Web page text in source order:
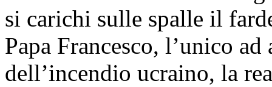
si carichi sulle spalle il
Papa Francesco, l’unico
dell’incendio ucraino, la